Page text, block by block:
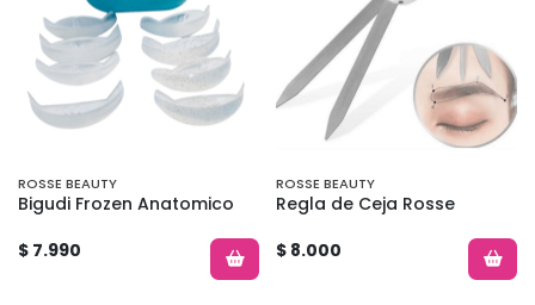
ROSSE BEAUTY
Bigudi Frozen Anatomico
$ 7.990
ROSSE BEAUTY
Regla de Ceja Rosse
$ 8.000